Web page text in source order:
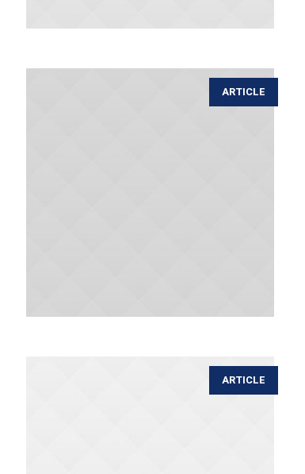
ARTICLE
ARTICLE